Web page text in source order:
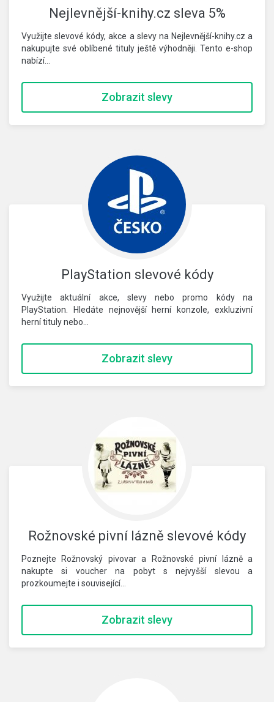
Nejlevnější-knihy.cz sleva 5%
Využijte slevové kódy, akce a slevy na Nejlevnější-knihy.cz a
nakupujte své oblíbené tituly ještě výhodněji. Tento e-shop
nabízí…
Zobrazit slevy
PlayStation slevové kódy
Využijte aktuální akce, slevy nebo promo kódy na
PlayStation. Hledáte nejnovější herní konzole, exkluzivní
herní tituly nebo…
Zobrazit slevy
Rožnovské pivní lázně slevové kódy
Poznejte Rožnovský pivovar a Rožnovské pivní lázně a
nakupte si voucher na pobyt s nejvyšší slevou a
prozkoumejte i související…
Zobrazit slevy